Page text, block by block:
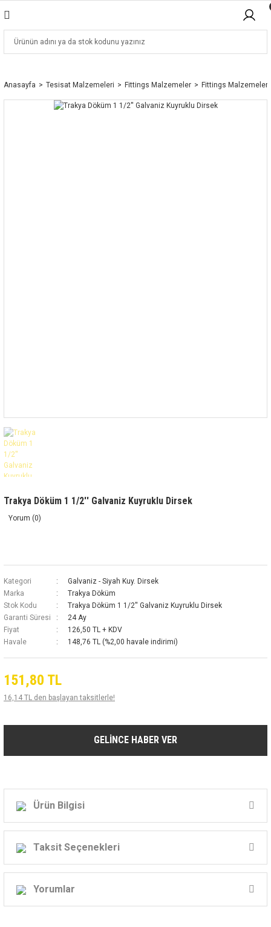
Anasayfa Tesisat Malzemeleri Fittings Malzemeler Fittings Malzemeler
Trakya Döküm 1 1/2'' Galvaniz Kuyruklu Dirsek
Yorum (0)
Kategori
Galvaniz - Siyah Kuy. Dirsek
Marka
Trakya Döküm
Stok Kodu
Trakya Döküm 1 1/2'' Galvaniz Kuyruklu Dirsek
Garanti Süresi
24 Ay
Fiyat
126,50 TL + KDV
Havale
148,76 TL (%2,00 havale indirimi)
151,80 TL
16,14 TL den başlayan taksitlerle!
GELİNCE HABER VER
Ürün Bilgisi
Trakya Döküm 1 1/2 '' Galvaniz Kuyruklu Dirsek
Taksit Seçenekleri
Yorumlar